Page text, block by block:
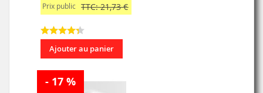
Prix public TTC: 21,73 €
Ajouter au panier
- 17 %